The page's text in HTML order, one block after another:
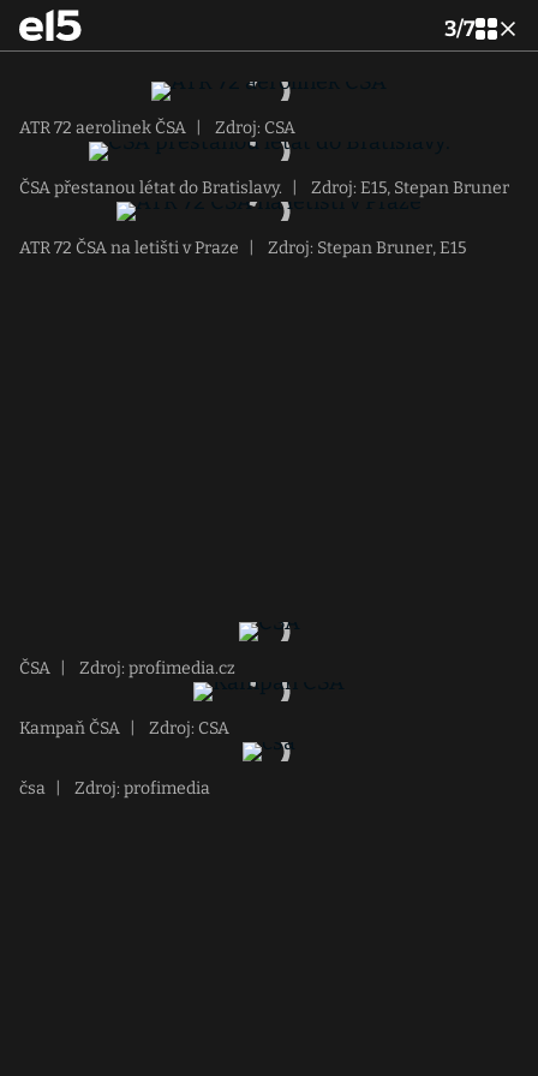
3/7
ATR 72 aerolinek ČSA Zdroj: CSA
ČSA přestanou létat do Bratislavy. Zdroj: E15, Stepan Bruner
ATR 72 ČSA na letišti v Praze Zdroj: Stepan Bruner, E15
ČSA Zdroj: profimedia.cz
Kampaň ČSA Zdroj: CSA
čsa Zdroj: profimedia